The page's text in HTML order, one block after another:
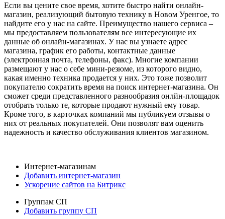
Если вы цените свое время, хотите быстро найти онлайн-
магазин, реализующий бытовую технику в Новом Уренгое, то
найдите его у нас на сайте. Преимущество нашего сервиса –
мы предоставляем пользователям все интересующие их
данные об онлайн-магазинах. У нас вы узнаете адрес
магазина, график его работы, контактные данные
(электронная почта, телефоны, факс). Многие компании
размещают у нас о себе мини-резюме, из которого видно,
какая именно техника продается у них. Это тоже позволит
покупателю сократить время на поиск интернет-магазина. Он
сможет среди представленного разнообразия онлйн-площадок
отобрать только те, которые продают нужный ему товар.
Кроме того, в карточках компаний мы публикуем отзывы о
них от реальных покупателей. Они позволят вам оценить
надежность и качество обслуживания клиентов магазином.
Интернет-магазинам
Добавить интернет-магазин
Ускорение сайтов на Битрикс
Группам СП
Добавить группу СП